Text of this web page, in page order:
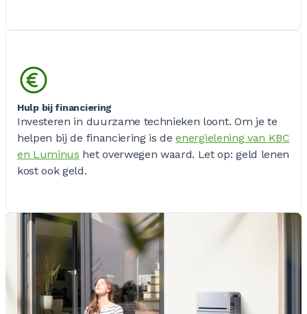
Hulp bij financiering
Investeren in duurzame technieken loont. Om je te
helpen bij de financiering is deenergielening van KBC
en Luminus het overwegen waard. Let op: geld lenen
kost ook geld.